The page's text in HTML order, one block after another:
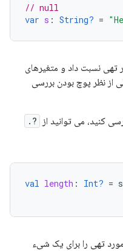
// null
var s : String? =
تهی نسبت داد و متغیرهای
از نظر پوچ بودن بررسی
?.
val length : Int? =
تهی را برای یک شیء